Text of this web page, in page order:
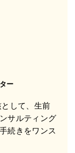
ー
して、生前
サルティング
続きをワンス